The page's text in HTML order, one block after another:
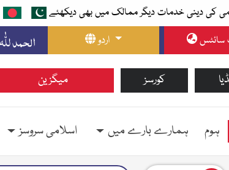
کی دینی خدمات دیگر ممالک میں بھی دیکھئے
اردو
سائٹس
میگزین کورسز
ہوم ہمارے بارے میں اسلامی سروسز